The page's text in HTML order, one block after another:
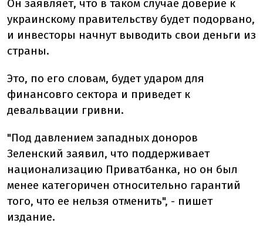
Он заявляет, что в таком случае доверие к
украинскому правительству будет подорвано,
и инвесторы начнут выводить свои деньги из
страны.
Это, по его словам, будет ударом для
финансовго сектора и приведет к
девальвации гривни.
"Под давлением западных доноров
Зеленский заявил, что поддерживает
национализацию Приватбанка, но он был
менее категоричен относительно гарантий
того, что ее нельзя отменить", - пишет
издание.